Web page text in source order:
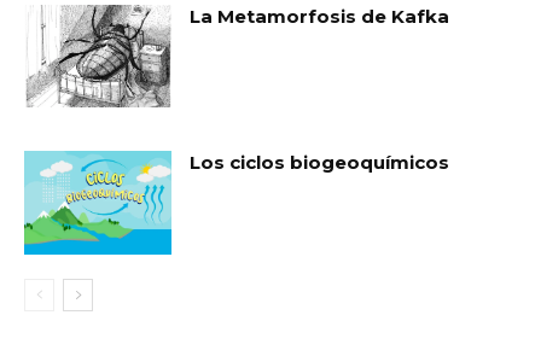
La Metamorfosis de Kafka
Los ciclos biogeoquímicos